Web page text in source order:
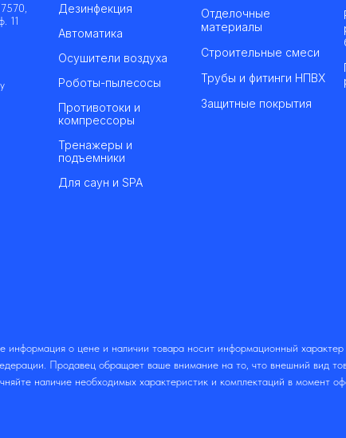
11
Дезинфекция
Автоматика
Осушители воздуха
Роботы-пылесосы
Противотоки и
компрессоры
Тренажеры и
подъемники
Для саун и SPA
Отделочные
материалы
Строительные смеси
Трубы и фитинги НПВХ
Защитные покрытия
информация о цене и наличии товара носит информационный
Продавец обращает ваше внимание на то, что внешний вид
наличие необходимых характеристик и комплектаций в момент